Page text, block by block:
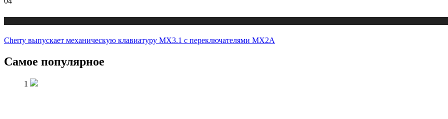
Cherry выпускает механическую клавиатуру MX3.1 с переключателями MX2A
Самое популярное
1